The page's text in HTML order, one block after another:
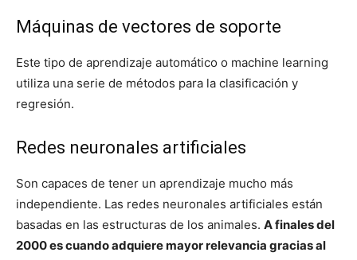
Máquinas de vectores de soporte
Este tipo de aprendizaje automático o machine learning
utiliza una serie de métodos para la clasificación y
regresión.
Redes neuronales artificiales
Son capaces de tener un aprendizaje mucho más
independiente. Las redes neuronales artificiales están
basadas en las estructuras de los animales. A finales del
2000 es cuando adquiere mayor relevancia gracias al